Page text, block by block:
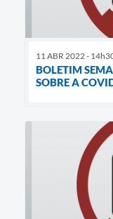
11 ABR 2022 -
BOLETIM
SOBRE A